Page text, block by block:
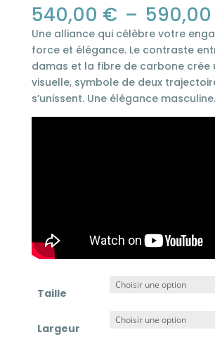
540,00 € – 590,00
Une alliance qui célèbre votre
force et élégance. Le contraste
damas et la fibre de carbone crée
visuelle, symbole de deux
s’unissent. Une élégance masculine.
Taille
Largeur